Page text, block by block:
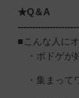
★Q＆A
■こんな人に
・ボドゲが
・集まって